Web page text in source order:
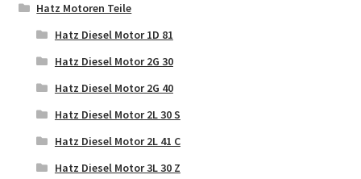
Hatz Motoren Teile
Hatz Diesel Motor 1D 81
Hatz Diesel Motor 2G 30
Hatz Diesel Motor 2G 40
Hatz Diesel Motor 2L 30 S
Hatz Diesel Motor 2L 41 C
Hatz Diesel Motor 3L 30 Z